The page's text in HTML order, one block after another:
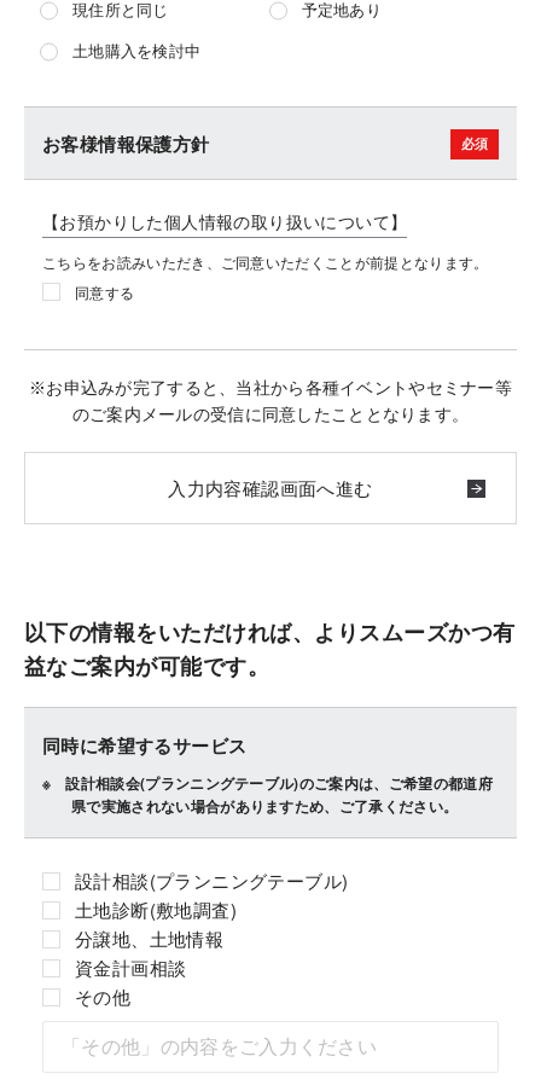
現住所と同じ 予定地あり
土地購入を検討中
お客様情報保護方針
【お預かりした個人情報の取り扱いについて】
こちらをお読みいただき、ご同意いただくことが前提となります。
同意する
※お申込みが完了すると、当社から各種イベントやセミナー等
のご案内メールの受信に同意したこととなります。
以下の情報をいただければ、よりスムーズかつ有
益なご案内が可能です。
同時に希望するサービス
設計相談会(プランニングテーブル)のご案内は、ご希望の都道府
県で実施されない場合がありますため、ご了承ください。
設計相談(プランニングテーブル)
土地診断(敷地調査)
分譲地、土地情報
資金計画相談
その他